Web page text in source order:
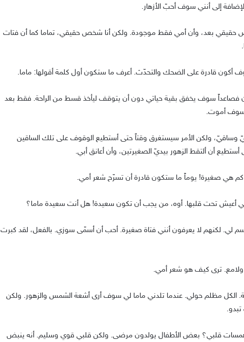
إلى أنني سوف أحبّ الأزهار.
بعد، وأن أمي فقط موجودة. ولكن أنا شخص حقيقي، تماما كما أن فتات
قادرة على الضحك والتحدّث. أعرف ما ستكون أول كلمة أقولها: ماما.
فصاعداً سوف يخفق بقية حياتي دون أن يتوقف ليأخذ قسط من الراحة. فقط بعد
أموت.
وساقيّ، ولكن الأمر سيستغرق وقتاً حتى أستطيع الوقوف على تلك الساقين
أن ألتقط الزهور بيديّ الصغيرتين، وأن أعانق أبي.
هي صغيرة! يوماً ما ستكون قادرة أن تسرّح شعر أمي.
أعيش تحت قلبها. أوه، من يجب أن تكون سعيدة! هل أنت سعيدة ماما؟
اسم لي. لكنهم لا يعرفون أنني فتاة صغيرة. أحب أن أسمّى سوزي. بالفعل، لقد كبرت
ولامع. ترى كيف هو شعر أمي.
الكل مظلم حولي. عندما تلدني ماما لي سوف أرى أشعة الشمس والزهور. ولكن
قلبي؟ بعض الأطفال يولدون مرضى. ولكن قلبي قوي وسليم. أنه ينبض